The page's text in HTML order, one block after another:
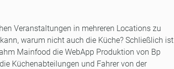
Veranstaltungen in mehreren Locations zu
warum nicht auch die Küche? Schließlich ist
Mainfood die WebApp Produktion von Bp
Küchenabteilungen und Fahrer von der